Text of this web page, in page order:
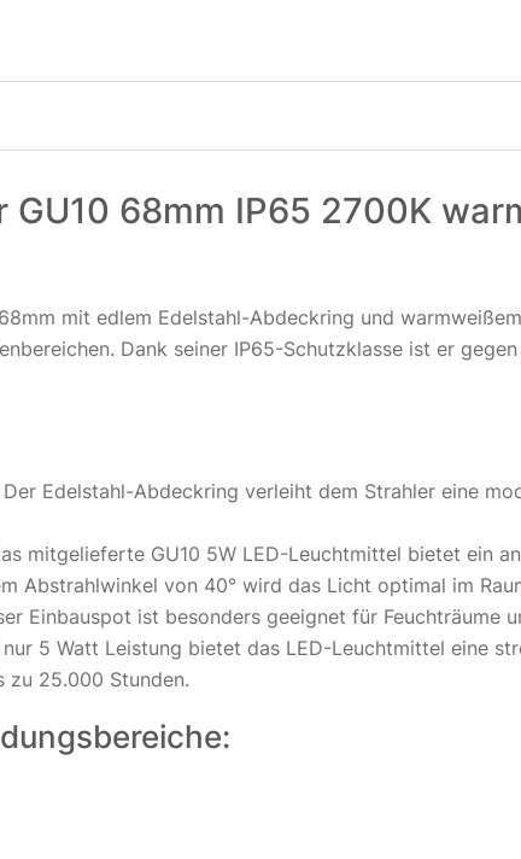
GU10 68mm IP65 2700K
mit edlem Edelstahl-Abdeckring und
Dank seiner IP65-Schutzklasse ist er
Edelstahl-Abdeckring verleiht dem Strahler eine
mitgelieferte GU10 5W LED-Leuchtmittel bietet ein
Abstrahlwinkel von 40° wird das Licht optimal im
Einbauspot ist besonders geeignet für Feuchträume
5 Watt Leistung bietet das LED-Leuchtmittel eine
zu 25.000 Stunden.